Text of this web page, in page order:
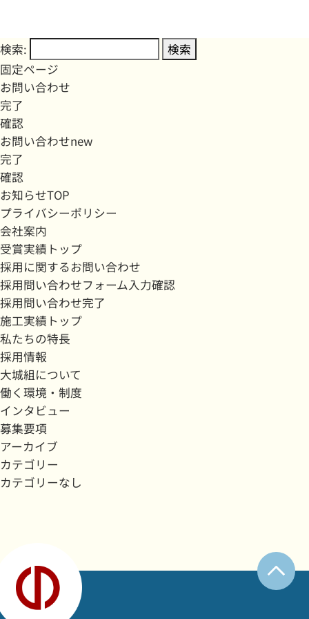
検索:
固定ページ
お問い合わせ
完了
確認
お問い合わせnew
完了
確認
お知らせTOP
プライバシーポリシー
会社案内
受賞実績トップ
採用に関するお問い合わせ
採用問い合わせフォーム入力確認
採用問い合わせ完了
施工実績トップ
私たちの特長
採用情報
大城組について
働く環境・制度
インタビュー
募集要項
アーカイブ
カテゴリー
カテゴリーなし